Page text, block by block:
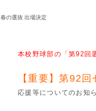
春の選抜 出場決定
本校野球部の「第92回
【重要】第92
応援等についてのお知